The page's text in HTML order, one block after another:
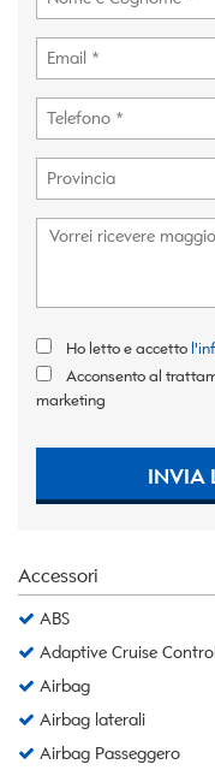
Ho letto e accetto
Acconsento al
marketing
INVIA
Accessori
ABS
Adaptive Cruise Control
Airbag
Airbag laterali
Airbag Passeggero